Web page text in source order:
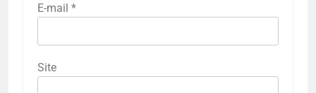
E-mail *
Site